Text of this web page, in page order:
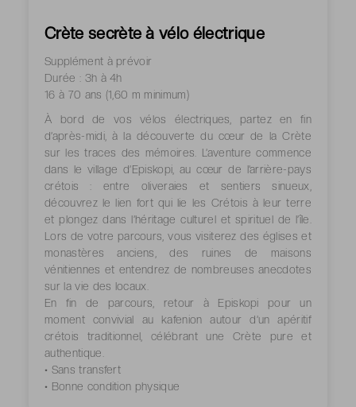
Crète secrète à vélo électrique
Supplément à prévoir
Durée : 3h à 4h
16 à 70 ans (1,60 m minimum)
À bord de vos vélos électriques, partez en fin
d’après-midi, à la découverte du cœur de la Crète
sur les traces des mémoires. L’aventure commence
dans le village d’Episkopi, au cœur de l’arrière-pays
crétois : entre oliveraies et sentiers sinueux,
découvrez le lien fort qui lie les Crétois à leur terre
et plongez dans l’héritage culturel et spirituel de l’île.
Lors de votre parcours, vous visiterez des églises et
monastères anciens, des ruines de maisons
vénitiennes et entendrez de nombreuses anecdotes
sur la vie des locaux.
En fin de parcours, retour à Episkopi pour un
moment convivial au kafenion autour d’un apéritif
crétois traditionnel, célébrant une Crète pure et
authentique.
• Sans transfert
• Bonne condition physique